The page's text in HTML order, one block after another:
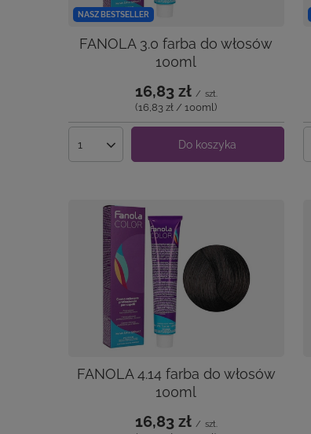
NASZ BESTSELLER
FANOLA 3.0 farba do włosów
100ml
16,83 zł / szt.
(16,83 zł / 100ml)
Ilość produktów Do koszyka
FANOLA 4.14 farba do włosów
100ml
16,83 zł / szt.